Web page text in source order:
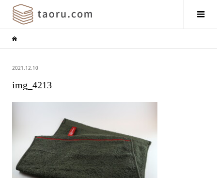
2021.12.10
img_4213